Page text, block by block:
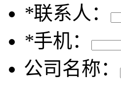
*联系人：
*手机：
公司名称：